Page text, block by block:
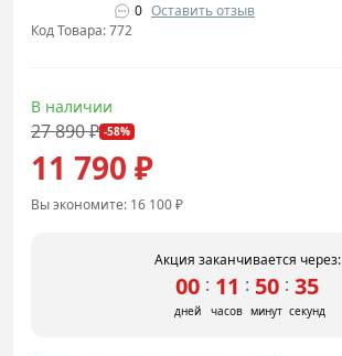
0 Оставить отзыв
Код Товара: 772
В наличии
27 890 ₽ -58%
11 790 ₽
Вы экономите: 16 100 ₽
Акция заканчивается через:
00
дней
: 11
часов
: 50
минут
: 34
секунд